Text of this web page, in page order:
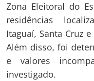
Zona Eleitoral do
residências
Itaguaí, Santa Cruz
Além disso, foi
e valores
investigado.